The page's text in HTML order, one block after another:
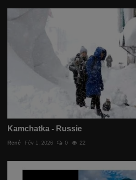
Kamchatka - Russie
René Fév 1, 2026 0 22